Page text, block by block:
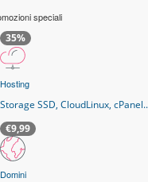
speciali
35%
Hosting
Storage SSD, CloudLinux, cPanel..
€9,99
Domini